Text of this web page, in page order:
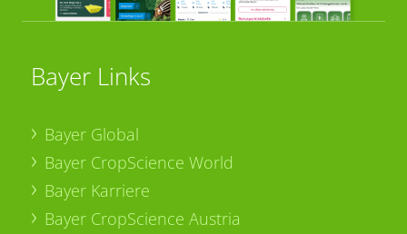
Bayer Links
Bayer Global
Bayer CropScience World
Bayer Karriere
Bayer CropScience Austria